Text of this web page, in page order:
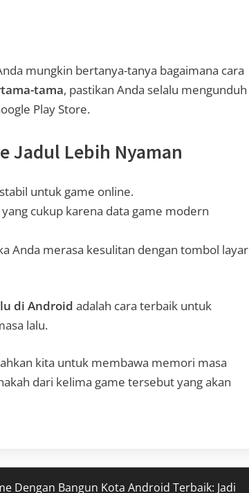
mungkin bertanya-tanya bagaimana cara
tama, pastikan Anda selalu mengunduh
Play Store.
Jadul Lebih Nyaman
untuk game online.
cukup karena data game modern
Anda merasa kesulitan dengan tombol layar
di Android adalah cara terbaik untuk
lalu.
kita untuk membawa memori masa
dari kelima game tersebut yang akan
Dengan Bangun Kota Android Terbaik: Jadi